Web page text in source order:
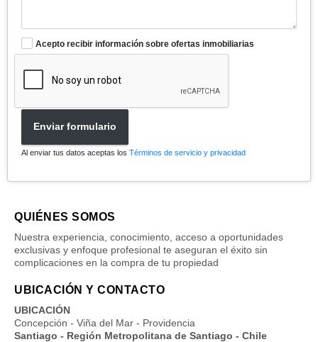
Acepto recibir información sobre ofertas inmobiliarias
Enviar formulario
Al enviar tus datos aceptas los Términos de servicio y privacidad
QUIÉNES SOMOS
Nuestra experiencia, conocimiento, acceso a oportunidades
exclusivas y enfoque profesional te aseguran el éxito sin
complicaciones en la compra de tu propiedad
UBICACIÓN Y CONTACTO
UBICACIÓN
Concepción - Viña del Mar - Providencia
Santiago - Región Metropolitana de Santiago - Chile